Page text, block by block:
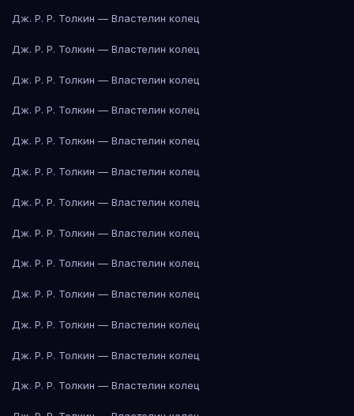
Дж. Р. Р. Толкин — Властелин колец
Дж. Р. Р. Толкин — Властелин колец
Дж. Р. Р. Толкин — Властелин колец
Дж. Р. Р. Толкин — Властелин колец
Дж. Р. Р. Толкин — Властелин колец
Дж. Р. Р. Толкин — Властелин колец
Дж. Р. Р. Толкин — Властелин колец
Дж. Р. Р. Толкин — Властелин колец
Дж. Р. Р. Толкин — Властелин колец
Дж. Р. Р. Толкин — Властелин колец
Дж. Р. Р. Толкин — Властелин колец
Дж. Р. Р. Толкин — Властелин колец
Дж. Р. Р. Толкин — Властелин колец